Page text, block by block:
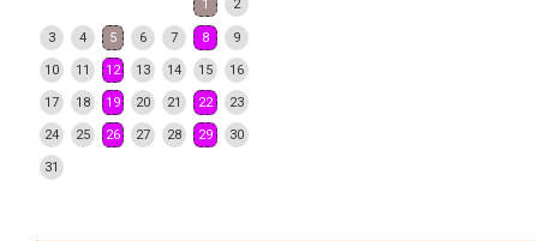
1 2
3 4 5 6 7 8 9
10 11 12 13 14 15 16
17 18 19 20 21 22 23
24 25 26 27 28 29 30
31